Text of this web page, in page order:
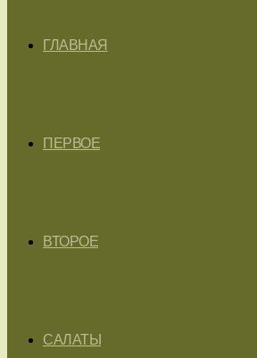
ГЛАВНАЯ
ПЕРВОЕ
ВТОРОЕ
САЛАТЫ